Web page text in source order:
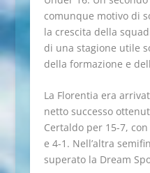
comunque motivo di
la crescita della
di una stagione utile
della formazione e
La Florentia era
netto successo
Certaldo per 15-7,
e 4-1. Nell’altra
superato la Dream